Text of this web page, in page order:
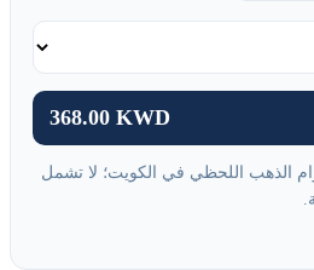
368.00 KWD
الذهب اللحظي في الكويت؛ لا تشمل